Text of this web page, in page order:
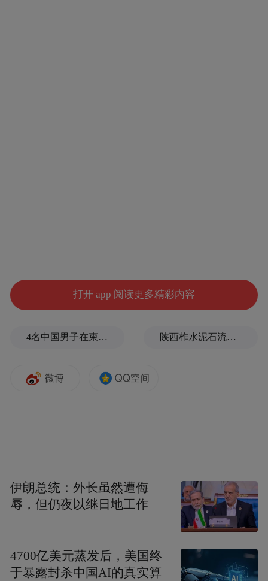
打开 app 阅读更多精彩内容
4名中国男子在柬埔寨杀人抛尸，被判无期 陕西柞水泥石流已致2人死亡，仍有1人失联
伊朗总统：外长虽然遭侮
辱，但仍夜以继日地工作
4700亿美元蒸发后，美国终
于暴露封杀中国AI的真实算